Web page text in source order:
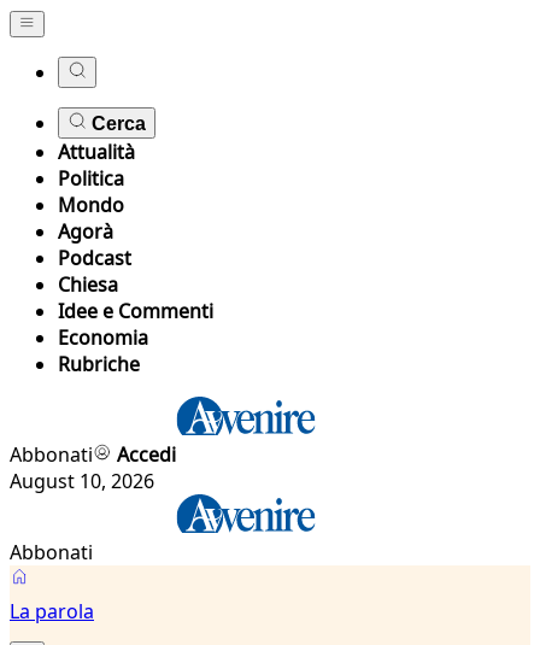
Cerca
Attualità
Politica
Mondo
Agorà
Podcast
Chiesa
Idee e Commenti
Economia
Rubriche
Abbonati
Accedi
August 10, 2026
Abbonati
La parola